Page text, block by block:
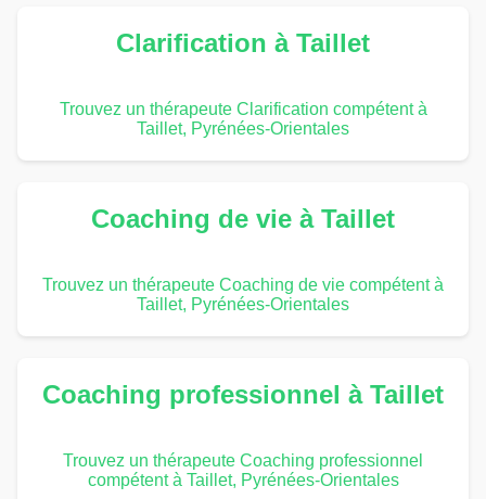
Clarification à Taillet
Trouvez un thérapeute Clarification compétent à
Taillet, Pyrénées-Orientales
Coaching de vie à Taillet
Trouvez un thérapeute Coaching de vie compétent à
Taillet, Pyrénées-Orientales
Coaching professionnel à Taillet
Trouvez un thérapeute Coaching professionnel
compétent à Taillet, Pyrénées-Orientales